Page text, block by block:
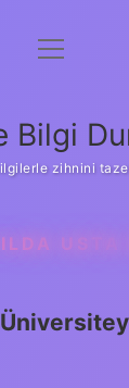
Anasayfa
Yasal Uyarı
menüyü
Bilgi
zihnini
USTA